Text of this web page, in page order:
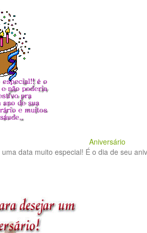
Aniversário
uma data muito especial! É o dia de seu